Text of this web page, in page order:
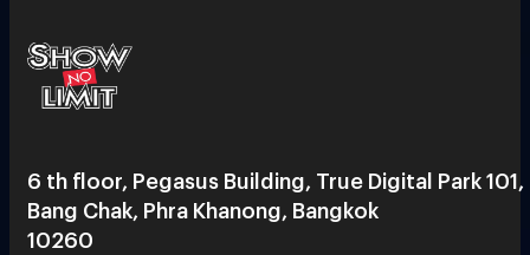
6 th floor, Pegasus Building, True Digital Park 101,
Bang Chak, Phra Khanong, Bangkok
10260